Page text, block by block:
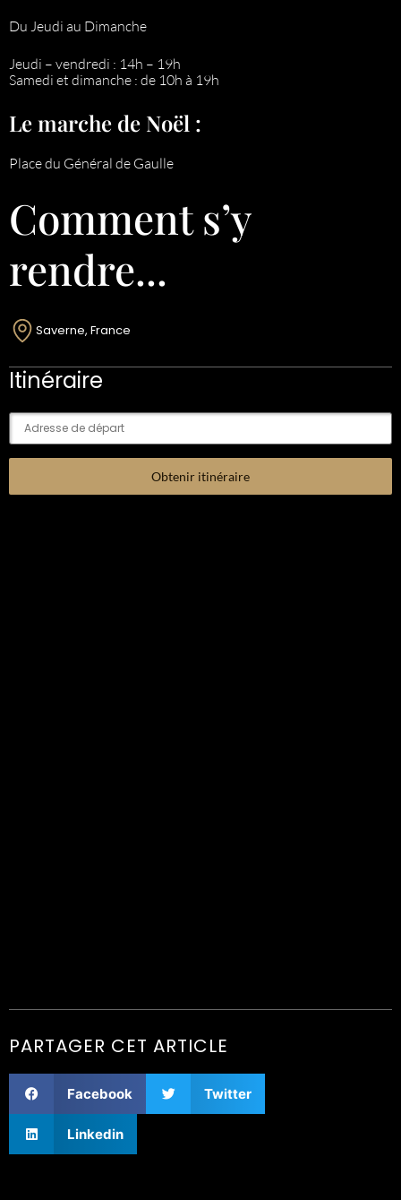
Du Jeudi au Dimanche
Jeudi – vendredi : 14h – 19h
Samedi et dimanche : de 10h à 19h
Le marche de Noël :
Place du Général de Gaulle
Comment s’y
rendre...
Saverne, France
Itinéraire
PARTAGER CET ARTICLE
Facebook Twitter
Linkedin